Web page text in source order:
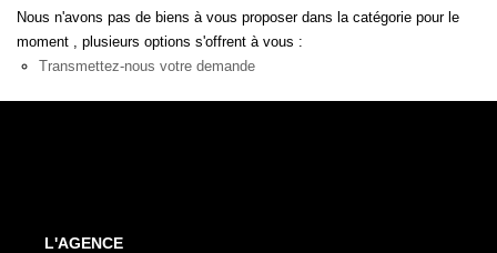
Notre Équipe
Nos Services
Créer une alerte
Nous n'avons pas de biens à vous proposer dans la catégorie pour le
moment , plusieurs options s'offrent à vous :
Transmettez-nous votre demande
L'AGENCE